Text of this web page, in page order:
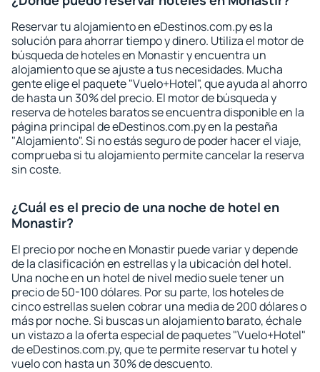
Reservar tu alojamiento en eDestinos.com.py es la
solución para ahorrar tiempo y dinero. Utiliza el motor de
búsqueda de hoteles en Monastir y encuentra un
alojamiento que se ajuste a tus necesidades. Mucha
gente elige el paquete "Vuelo+Hotel", que ayuda al ahorro
de hasta un 30% del precio. El motor de búsqueda y
reserva de hoteles baratos se encuentra disponible en la
página principal de eDestinos.com.py en la pestaña
"Alojamiento". Si no estás seguro de poder hacer el viaje,
comprueba si tu alojamiento permite cancelar la reserva
sin coste.
¿Cuál es el precio de una noche de hotel en
Monastir?
El precio por noche en Monastir puede variar y depende
de la clasificación en estrellas y la ubicación del hotel.
Una noche en un hotel de nivel medio suele tener un
precio de 50-100 dólares. Por su parte, los hoteles de
cinco estrellas suelen cobrar una media de 200 dólares o
más por noche. Si buscas un alojamiento barato, échale
un vistazo a la oferta especial de paquetes "Vuelo+Hotel"
de eDestinos.com.py, que te permite reservar tu hotel y
vuelo con hasta un 30% de descuento.